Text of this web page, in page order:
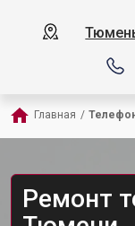
Главная /
Ремонт